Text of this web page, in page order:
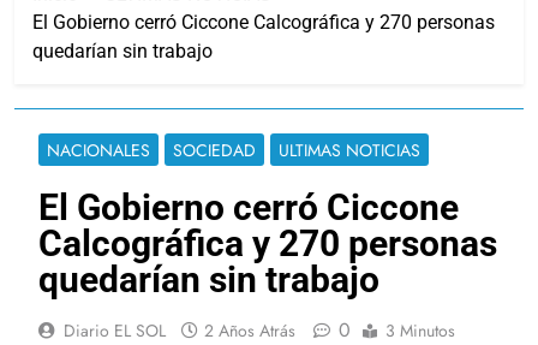
El Gobierno cerró Ciccone Calcográfica y 270 personas
quedarían sin trabajo
NACIONALES SOCIEDAD ULTIMAS NOTICIAS
El Gobierno cerró Ciccone
Calcográfica y 270 personas
quedarían sin trabajo
Diario EL SOL 2 Años Atrás 0 3 Minutos